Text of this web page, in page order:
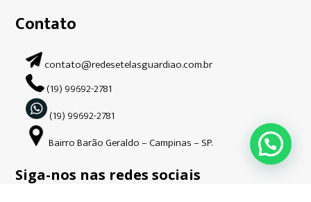
Contato
contato@redesetelasguardiao.com.br
(19) 99692-2781
(19) 99692-2781
Bairro Barão Geraldo – Campinas – SP.
Siga-nos nas redes sociais